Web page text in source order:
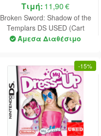
Τιμή: 11,90 €
Broken Sword: Shadow of the
Templars DS USED (Cart
Only)
Άμεσα Διαθέσιμο
-15%